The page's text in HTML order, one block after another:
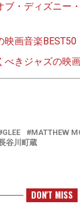
ブ・ディズニー
映画音楽BEST50
べきジャズの映
GLEE
MATTHEW
谷川町蔵
DON'T MISS